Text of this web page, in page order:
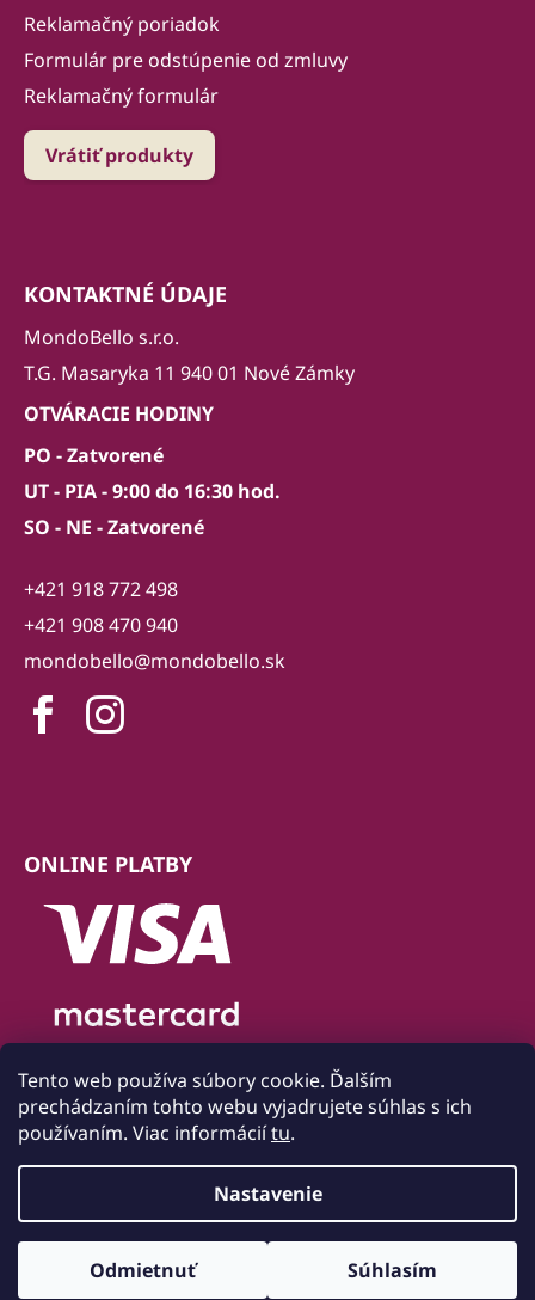
Tento web používa súbory cookie. Ďalším
prechádzaním tohto webu vyjadrujete súhlas s ich
používaním. Viac informáciítu.
Nastavenie
Odmietnuť Súhlasím
Reklamačný poriadok
Formulár pre odstúpenie od zmluvy
Reklamačný formulár
Vrátiť produkty
KONTAKTNÉ ÚDAJE
MondoBello s.r.o.
T.G. Masaryka 11 940 01 Nové Zámky
OTVÁRACIE HODINY
PO - Zatvorené
UT - PIA - 9:00 do 16:30 hod.
SO - NE - Zatvorené
+421 918 772 498
+421 908 470 940
mondobello@mondobello.sk
ONLINE PLATBY
Vytvoril Shoptet
Copyright 2026Bytový textil Mondo. Všetky práva